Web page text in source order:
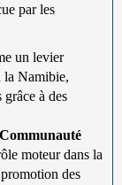
par les
un levier
la Namibie,
grâce à des
Communauté
moteur dans la
des